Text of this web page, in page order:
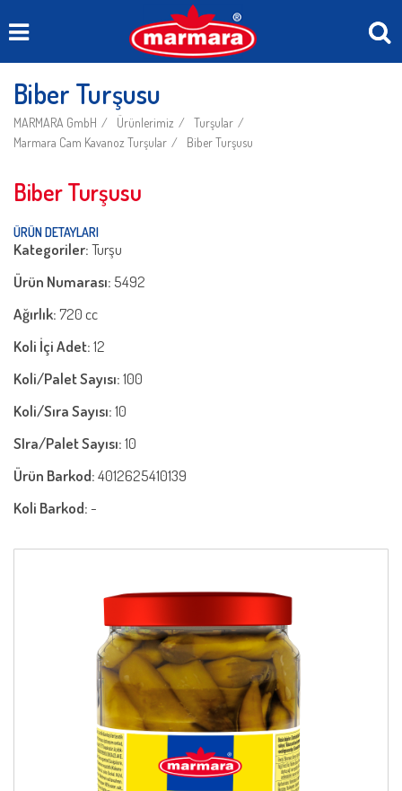
Biber Turşusu
MARMARA GmbH Ürünlerimiz
Turşular
Marmara Cam Kavanoz Turşular
Biber Turşusu
Biber Turşusu
ÜRÜN DETAYLARI
Kategoriler:Turşu
Ürün Numarası: 5492
Ağırlık:720 cc
Koli İçi Adet:12
Koli/Palet Sayısı:100
Koli/Sıra Sayısı:10
SIra/Palet Sayısı:10
Ürün Barkod:4012625410139
Koli Barkod:-